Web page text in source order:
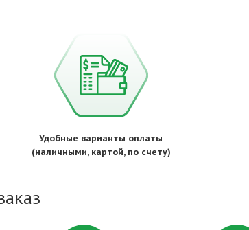
Удобные варианты оплаты
(наличными, картой, по счету)